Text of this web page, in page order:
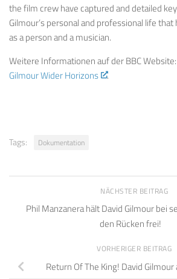
the film crew have captured and detailed
Gilmour’s personal and professional life
as a person and a musician.
Weitere Informationen auf der BBC Website:
Gilmour Wider Horizons
.
Tags: Dokumentation
NÄCHSTER BEITRAG
Phil Manzanera hält David Gilmour bei
den Rücken frei!
VORHERIGER BEITRAG
Return Of The King! David